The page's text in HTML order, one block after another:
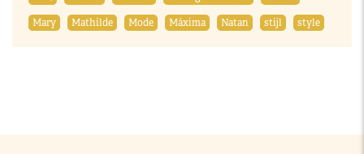
Mary
Mathilde Mode Máxima Natan stijl style